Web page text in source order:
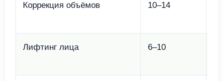
Коррекция объёмов 10–14
Лифтинг лица 6–10